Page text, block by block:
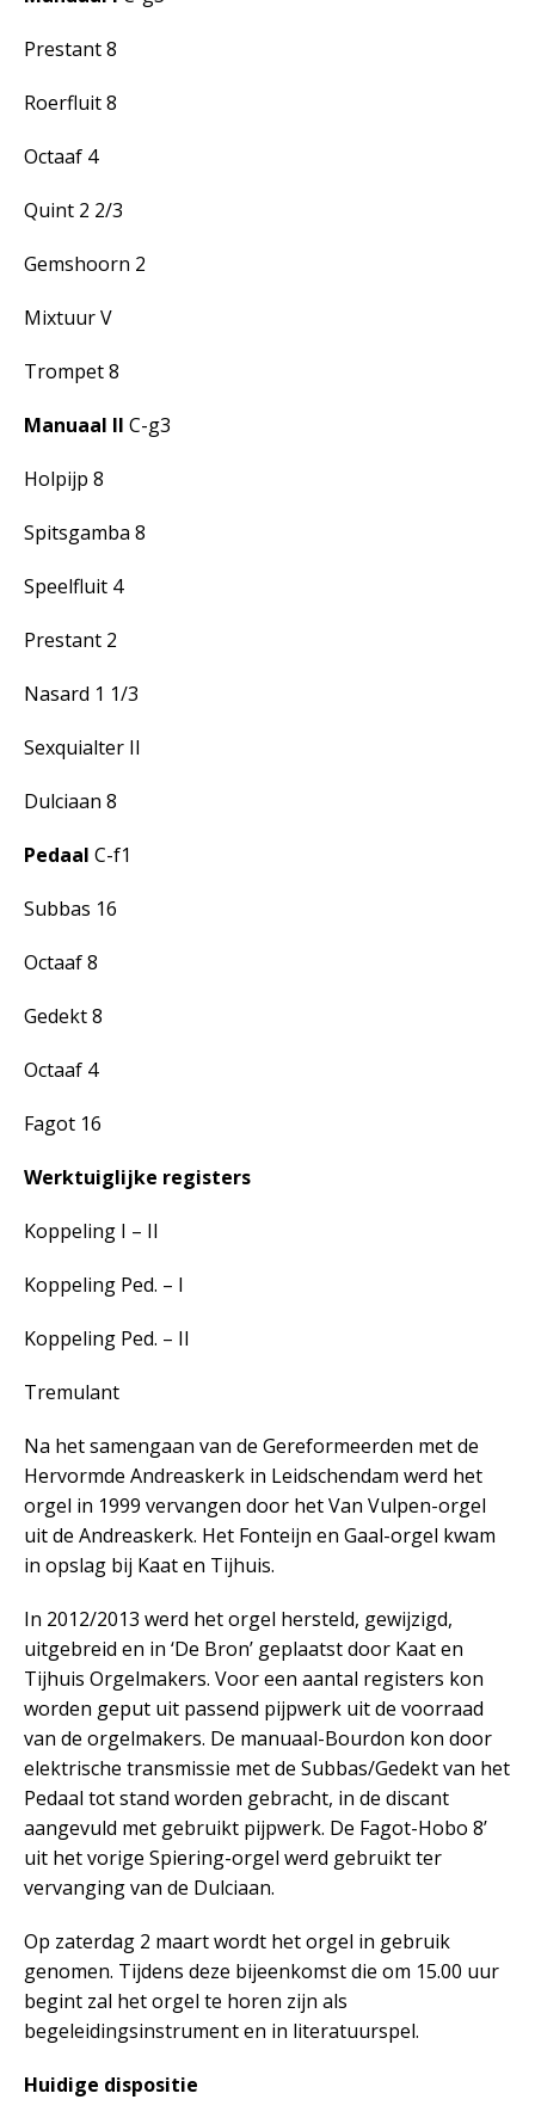
Prestant 8
Roerfluit 8
Octaaf 4
Quint 2 2/3
Gemshoorn 2
Mixtuur V
Trompet 8
Manuaal II C-g3
Holpijp 8
Spitsgamba 8
Speelfluit 4
Prestant 2
Nasard 1 1/3
Sexquialter II
Dulciaan 8
Pedaal C-f1
Subbas 16
Octaaf 8
Gedekt 8
Octaaf 4
Fagot 16
Werktuiglijke registers
Koppeling I – II
Koppeling Ped. – I
Koppeling Ped. – II
Tremulant
Na het samengaan van de Gereformeerden met de
Hervormde Andreaskerk in Leidschendam werd het
orgel in 1999 vervangen door het Van Vulpen-orgel
uit de Andreaskerk. Het Fonteijn en Gaal-orgel kwam
in opslag bij Kaat en Tijhuis.
In 2012/2013 werd het orgel hersteld, gewijzigd,
uitgebreid en in ‘De Bron’ geplaatst door Kaat en
Tijhuis Orgelmakers. Voor een aantal registers kon
worden geput uit passend pijpwerk uit de voorraad
van de orgelmakers. De manuaal-Bourdon kon door
elektrische transmissie met de Subbas/Gedekt van het
Pedaal tot stand worden gebracht, in de discant
aangevuld met gebruikt pijpwerk. De Fagot-Hobo 8’
uit het vorige Spiering-orgel werd gebruikt ter
vervanging van de Dulciaan.
Op zaterdag 2 maart wordt het orgel in gebruik
genomen. Tijdens deze bijeenkomst die om 15.00 uur
begint zal het orgel te horen zijn als
begeleidingsinstrument en in literatuurspel.
Huidige dispositie